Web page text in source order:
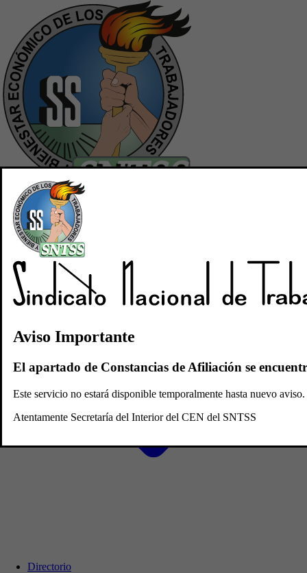
Inicio
Quiénes Somos
Directorio
Aviso Importante
El apartado de Constancias de Afiliación se
Este servicio no estará disponible temporalmente hasta nuevo
Atentamente Secretaría del Interior del CEN del SNTSS